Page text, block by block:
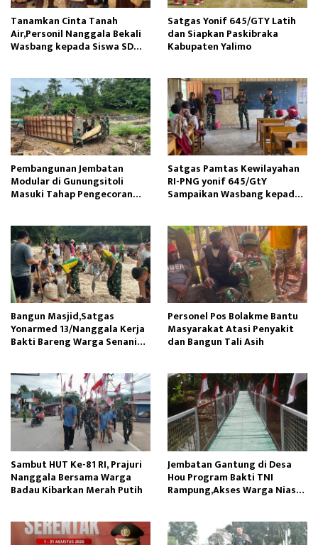
Tanamkan Cinta Tanah
Air,Personil Nanggala Bekali
Wasbang kepada Siswa SD
Satgas Yonif 645/GTY Latih
dan Siapkan Paskibraka
Kabupaten Yalimo
Pembangunan Jembatan
Modular di Gunungsitoli
Masuki Tahap Pengecoran
Satgas Pamtas Kewilayahan
RI-PNG yonif 645/GtY
Sampaikan Wasbang kepada
Bangun Masjid,Satgas
Yonarmed 13/Nanggala Kerja
Bakti Bareng Warga Senaning
Personel Pos Bolakme Bantu
Masyarakat Atasi Penyakit
dan Bangun Tali Asih
Sambut HUT Ke-81 RI, Prajuri
Nanggala Bersama Warga
Badau Kibarkan Merah Putih
Jembatan Gantung di Desa
Hou Program Bakti TNI
Rampung,Akses Warga Nias